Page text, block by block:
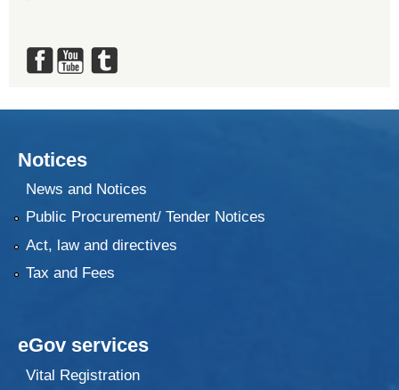
Notices
News and Notices
Public Procurement/ Tender Notices
Act, law and directives
Tax and Fees
eGov services
Vital Registration